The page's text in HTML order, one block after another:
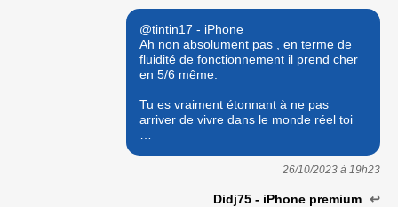
@tintin17 - iPhone
Ah non absolument pas , en terme de
fluidité de fonctionnement il prend cher
en 5/6 même.
Tu es vraiment étonnant à ne pas
arriver de vivre dans le monde réel toi
26/10/2023 à 19h23
Didj75 - iPhone premium ↩